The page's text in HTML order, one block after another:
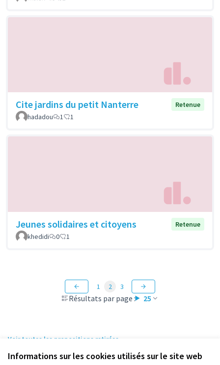
Informations sur les cookies utilisés sur le site web
Cite jardins du petit Nanterre
Retenue
hadadou
1 1
Jeunes solidaires et citoyens
Retenue
khedidi
0 1
Résultats par page : 25
1 2 3
Voir toutes les propositions retirées